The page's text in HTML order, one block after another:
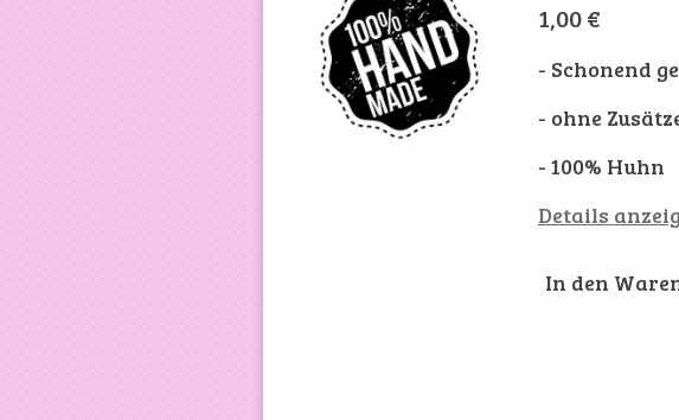
1,00 €
- Schonend
- ohne
- 100% Huhn
Details
In den